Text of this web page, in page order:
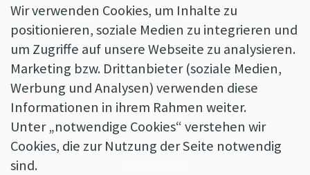
Mo - Fr von 09:00 - 13:00 Uhr
Nachmittags gerne nach Terminvereinbarung
Wir verwenden Cookies, um Inhalte zu
positionieren, soziale Medien zu integrieren und
um Zugriffe auf unsere Webseite zu analysieren.
Marketing bzw. Drittanbieter (soziale Medien,
Werbung und Analysen) verwenden diese
Informationen in ihrem Rahmen weiter.
Unter „notwendige Cookies“ verstehen wir
Cookies, die zur Nutzung der Seite notwendig
sind.